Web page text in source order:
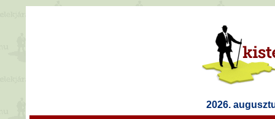
2026.